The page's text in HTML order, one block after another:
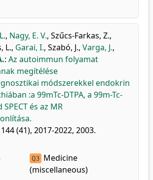
, Nagy, E. V., Szűcs-Farkas, Z.,
L., Garai, I., Szabó, J., Varga, J.,
: Az autoimmun folyamat
megítélése
módszerekkel endokrin
:a 99mTc-DTPA, a 99m-Tc-
és az MR
144 (41), 2017-2022, 2003.
Q3 Medicine
(miscellaneous)